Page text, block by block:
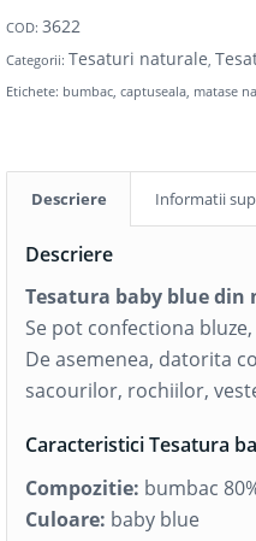
COD:3622
Categorii:Tesaturi naturale ,
Etichete: bumbac ,captuseala matase
Descriere Informatii
Descriere
Tesatura baby blue
Se pot confectiona
De asemenea, datorita
sacourilor, rochiilor,
Caracteristici Tesatura
Compozitie: bumbac
Culoare: baby blue